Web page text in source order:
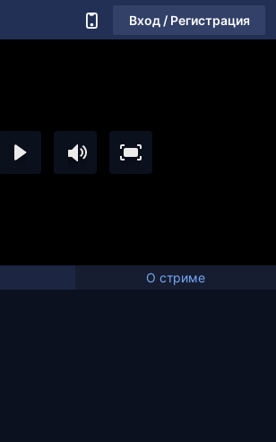
Вход / Регистрация
О стриме